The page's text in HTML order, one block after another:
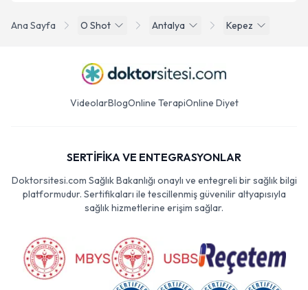
Ana Sayfa O Shot Antalya Kepez
VideolarBlogOnline TerapiOnline Diyet
SERTİFİKA VE ENTEGRASYONLAR
Doktorsitesi.com Sağlık Bakanlığı onaylı ve entegreli bir sağlık bilgi
platformudur. Sertifikaları ile tescillenmiş güvenilir altyapısıyla
sağlık hizmetlerine erişim sağlar.